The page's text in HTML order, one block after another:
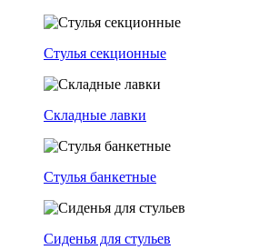
Стулья секционные
Складные лавки
Стулья банкетные
Сиденья для стульев